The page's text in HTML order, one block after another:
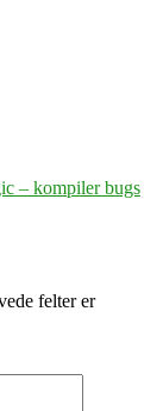
– kompiler bugs
felter er